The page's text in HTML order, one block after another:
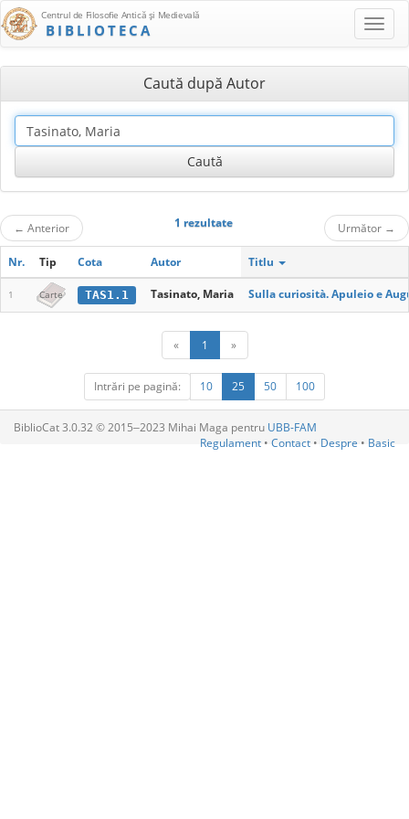
Centrul de Filosofie Antică şi Medievală
BIBLIOTECA
Caută după Autor
← Anterior 1 rezultate Următor →
Nr. Tip Cota Autor Titlu
1 Carte TAS1.1 Tasinato, Maria Sulla curiosità. Apuleio e
« 1 »
Intrări pe pagină: 10 25 50 100
BiblioCat 3.0.32 © 2015‒2023 Mihai Maga pentru UBB-FAM
Regulament • Contact • Despre • Basic